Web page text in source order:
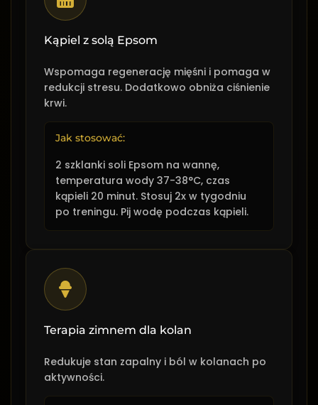
Kąpiel z solą Epsom
Wspomaga regenerację mięśni i pomaga w
redukcji stresu. Dodatkowo obniża ciśnienie
krwi.
Jak stosować:
2 szklanki soli Epsom na wannę,
temperatura wody 37-38°C, czas
kąpieli 20 minut. Stosuj 2x w tygodniu
po treningu. Pij wodę podczas kąpieli.
Terapia zimnem dla kolan
Redukuje stan zapalny i ból w kolanach po
aktywności.